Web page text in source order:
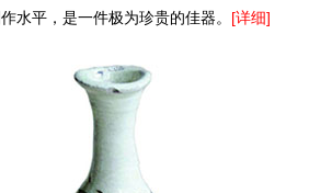
水平，是一件极为珍贵的佳器。 [详细]